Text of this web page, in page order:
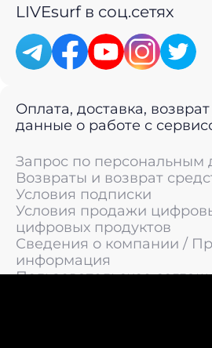
LIVEsurf в соц.сетях
Оплата, доставка,
данные о работе с
Запрос по персональным
Возвраты и возврат
Условия подписки
Условия продажи
цифровых продуктов
Сведения о компании /
информация
Пользовательское